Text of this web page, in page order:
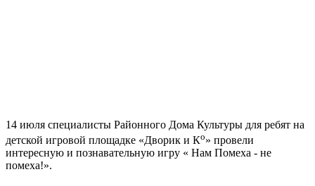
14 июля специалисты Районного Дома Культуры для ребят на
детской игровой площадке «Дворик и Ко» провели
интересную и познавательную игру « Нам Помеха - не
помеха!».